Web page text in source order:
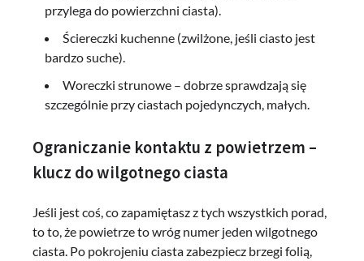
przylega do powierzchni ciasta).
Ściereczki kuchenne (zwilżone, jeśli ciasto jest
bardzo suche).
Woreczki strunowe – dobrze sprawdzają się
szczególnie przy ciastach pojedynczych, małych.
Ograniczanie kontaktu z powietrzem –
klucz do wilgotnego ciasta
Jeśli jest coś, co zapamiętasz z tych wszystkich porad,
to to, że powietrze to wróg numer jeden wilgotnego
ciasta. Po pokrojeniu ciasta zabezpiecz brzegi folią,